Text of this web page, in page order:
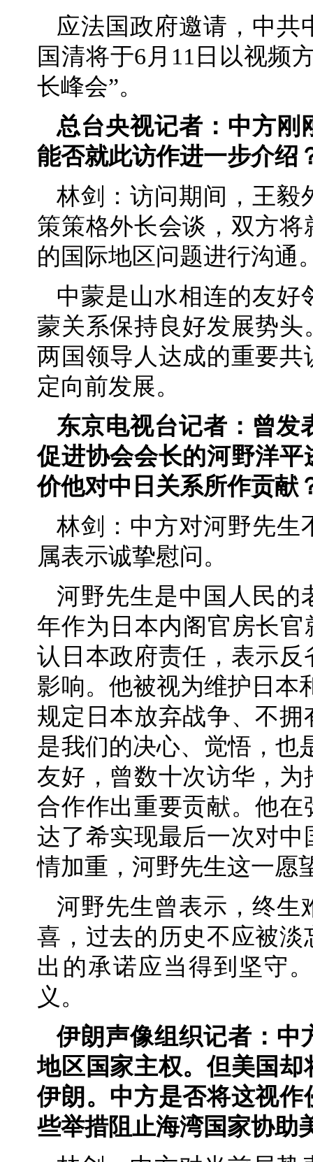
应法国政府邀请，中共
国清将于6月11日以视频
长峰会”。
总台央视记者：中方刚
能否就此访作进一步介绍
林剑：访问期间，王毅
策策格外长会谈，双方
的国际地区问题进行沟通
中蒙是山水相连的友好
蒙关系保持良好发展势
两国领导人达成的重要
定向前发展。
东京电视台记者：曾发
促进协会会长的河野洋
价他对中日关系所作贡献
林剑：中方对河野先生
属表示诚挚慰问。
河野先生是中国人民的
年作为日本内阁官房长官
认日本政府责任，表示
影响。他被视为维护日本
规定日本放弃战争、不
是我们的决心、觉悟，也
友好，曾数十次访华，
合作作出重要贡献。他
达了希实现最后一次对
情加重，河野先生这一愿
河野先生曾表示，终生
喜，过去的历史不应被
出的承诺应当得到坚守
义。
伊朗声像组织记者：中
地区国家主权。但美国
伊朗。中方是否将这视
些举措阻止海湾国家协助